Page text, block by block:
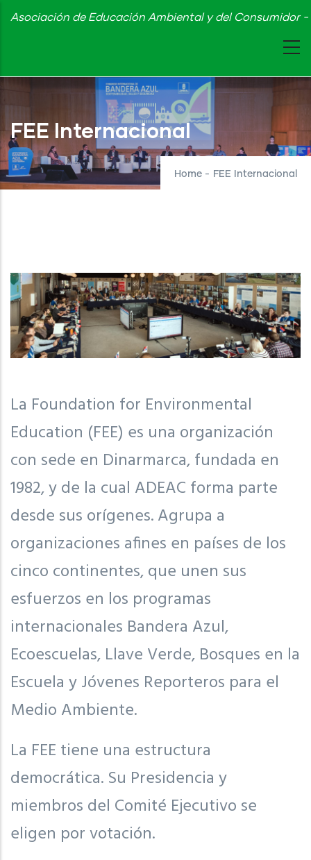
Skip
content
Asociación de Educación Ambiental y del Consumidor
FEE Internacional
Home - FEE Internacional
La Foundation for Environmental
Education (FEE) es una organización
con sede en Dinarmarca, fundada en
1982, y de la cual ADEAC forma parte
desde sus orígenes. Agrupa a
organizaciones afines en países de los
cinco continentes, que unen sus
esfuerzos en los programas
internacionales Bandera Azul,
Ecoescuelas, Llave Verde, Bosques en la
Escuela y Jóvenes Reporteros para el
Medio Ambiente.
La FEE tiene una estructura
democrática. Su Presidencia y
miembros del Comité Ejecutivo se
eligen por votación.